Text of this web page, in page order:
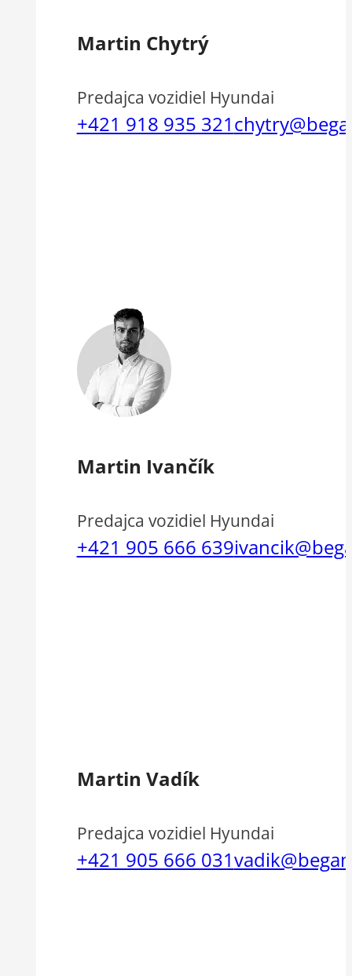
Martin Chytrý
Predajca vozidiel Hyundai
+421 918 935 321
Martin Ivančík
Predajca vozidiel Hyundai
+421 905 666 639
Martin Vadík
Predajca vozidiel Hyundai
+421 905 666 031